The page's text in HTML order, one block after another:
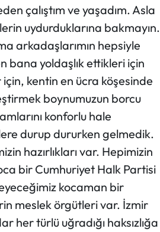
çalıştım ve yaşadım. Asla
uydurduklarına bakmayın.
arkadaşlarımın hepsiyle
bana yoldaşlık ettikleri için
kentin en ücra köşesinde
boynumuzun borcu
konforlu hale
durup dururken gelmedik.
hazırlıkları var. Hepimizin
bir Cumhuriyet Halk Partisi
kocaman bir
meslek örgütleri var. İzmir
her türlü uğradığı haksızlığa